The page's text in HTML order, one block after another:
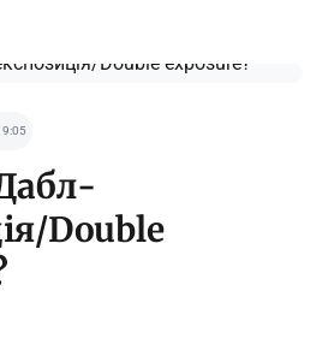
Double